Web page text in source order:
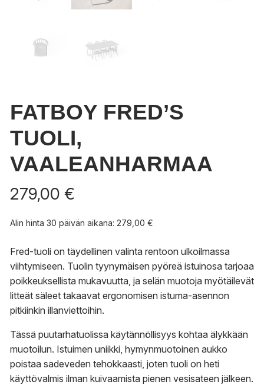
FATBOY FRED’S
TUOLI,
VAALEANHARMAA
279,00 €
Alin hinta 30 päivän aikana: 279,00 €
Fred-tuoli on täydellinen valinta rentoon ulkoilmassa
viihtymiseen. Tuolin tyynymäisen pyöreä istuinosa tarjoaa
poikkeuksellista mukavuutta, ja selän muotoja myötäilevät
litteät säleet takaavat ergonomisen istuma-asennon
pitkiinkin illanviettoihin.
Tässä puutarhatuolissa käytännöllisyys kohtaa älykkään
muotoilun. Istuimen uniikki, hymynmuotoinen aukko
poistaa sadeveden tehokkaasti, joten tuoli on heti
käyttövalmis ilman kuivaamista pienen vesisateen jälkeen.